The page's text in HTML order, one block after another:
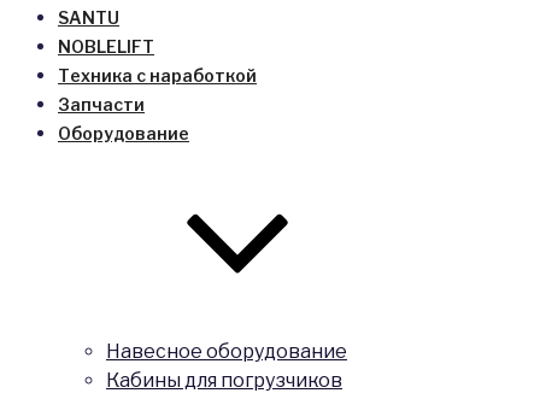
SANTU
NOBLELIFT
Техника с наработкой
Запчасти
Оборудование
Навесное оборудование
Кабины для погрузчиков